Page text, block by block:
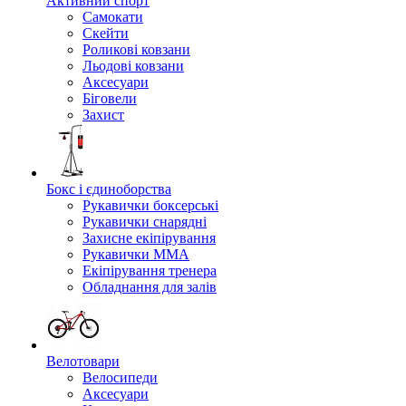
Самокати
Скейти
Роликові ковзани
Льодові ковзани
Аксесуари
Біговели
Захист
Бокс і єдиноборства
Рукавички боксерські
Рукавички снарядні
Захисне екіпірування
Рукавички ММА
Екіпірування тренера
Обладнання для залів
Велотовари
Велосипеди
Аксесуари